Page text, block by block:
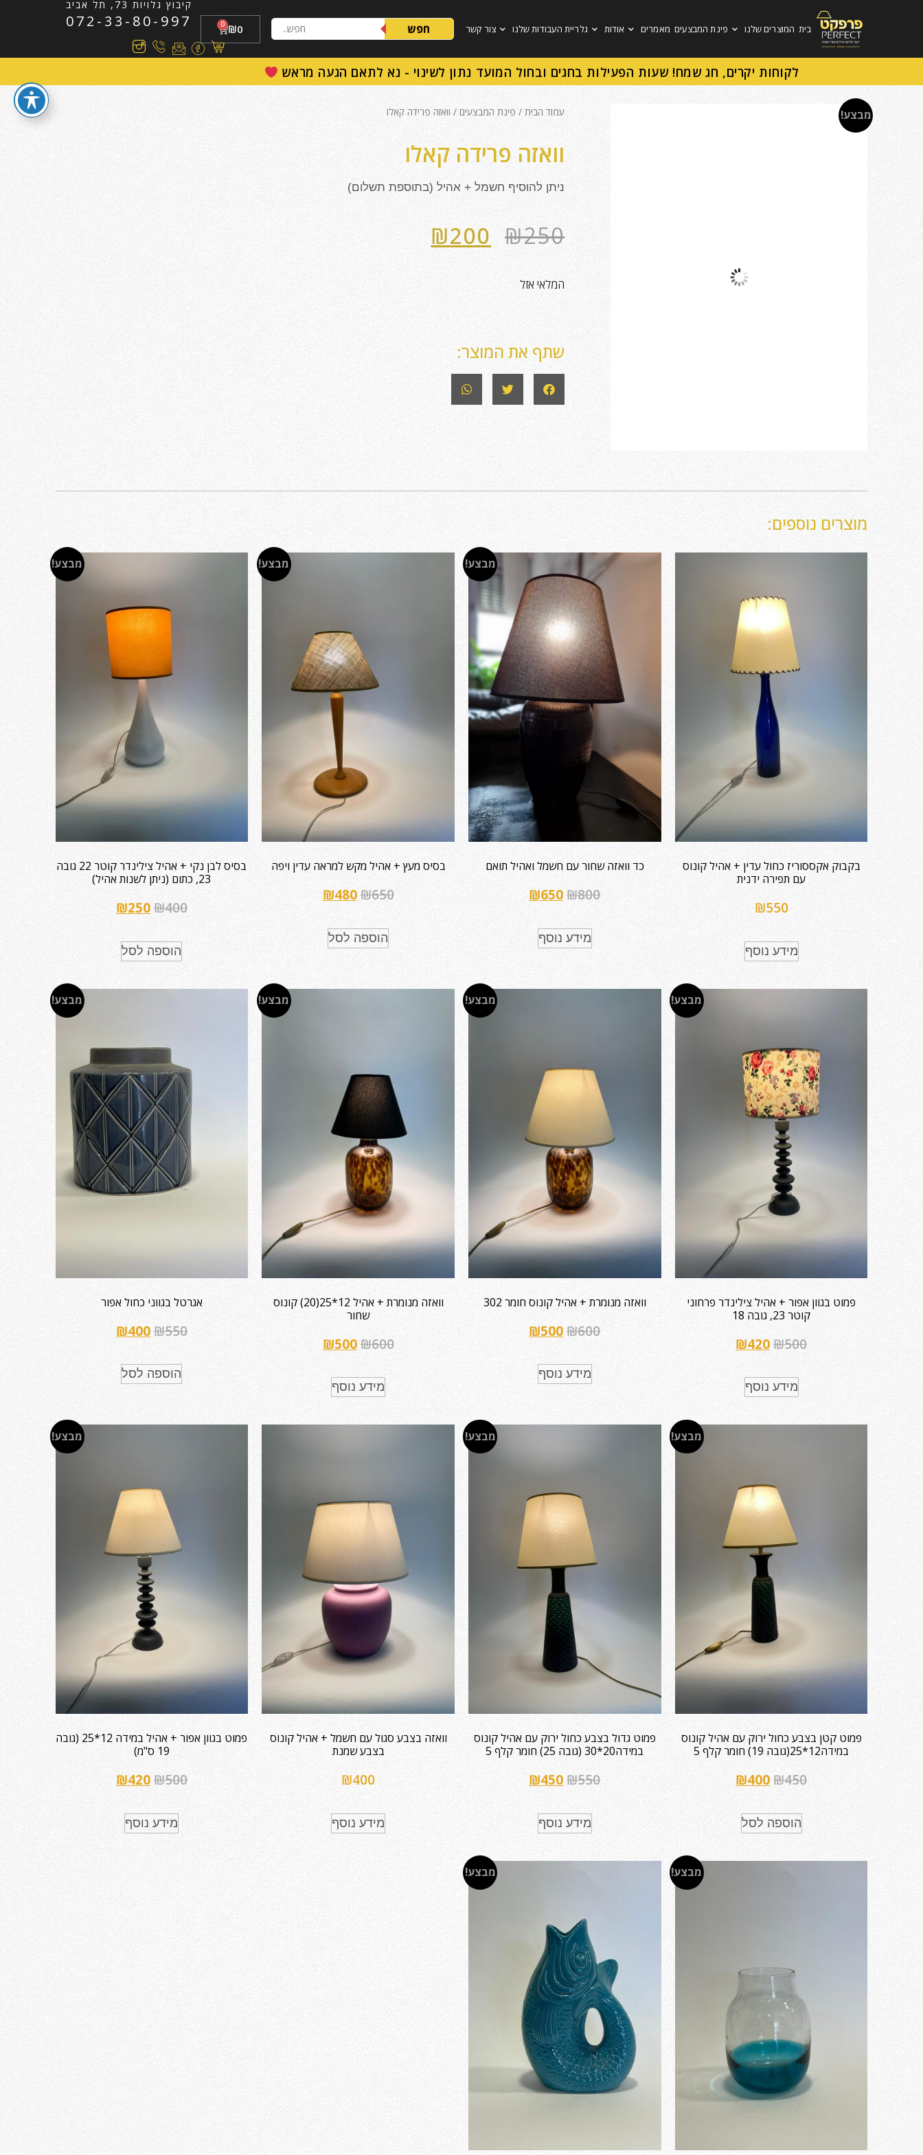
בית המוצרים שלנו פינת המבצעים מאמרים אודות גלריית העבודות שלנו צור קשר חפש ₪0
0
קיבוץ גלויות 73, תל אביב
072-33-80-997
לקוחות יקרים, חג שמח! שעות הפעילות בחגים ובחול המועד נתון לשינוי - נא לתאם הגעה מראש
מבצע! עמוד הבית/ פינת המבצעים/ וואזה פרידה קאלו
וואזה פרידה קאלו
ניתן להוסיף חשמל + אהיל (בתוספת תשלום)
₪250
₪200
המלאי אזל
שתף את המוצר:
מוצרים נוספים:
בקבוק אקססוריז כחול עדין + אהיל קונוס
עם תפירה ידנית
₪550
מידע נוסף
מבצע!
כד וואזה שחור עם חשמל ואהיל תואם
₪800
₪650
מידע נוסף
מבצע!
בסיס מעץ + אהיל מקש למראה עדין ויפה
₪650
₪480
הוספה לסל
מבצע!
בסיס לבן נקי + אהיל צילינדר קוטר 22 גובה
23, כתום (ניתן לשנות אהיל)
₪400
₪250
הוספה לסל
מבצע!
פמוט בגוון אפור + אהיל צילינדר פרחוני
קוטר 23, גובה 18
₪500
₪420
מידע נוסף
מבצע!
וואזה מנומרת + אהיל קונוס חומר 302
₪600
₪500
מידע נוסף
מבצע!
וואזה מנומרת + אהיל 12*25(20) קונוס
שחור
₪600
₪500
מידע נוסף
מבצע!
אגרטל בגווני כחול אפור
₪550
₪400
הוספה לסל
מבצע!
פמוט קטן בצבע כחול ירוק עם אהיל קונוס
במידה12*25(גובה 19) חומר קלף 5
₪450
₪400
הוספה לסל
מבצע!
פמוט גדול בצבע כחול ירוק עם אהיל קונוס
במידה20*30 (גובה 25) חומר קלף 5
₪550
₪450
מידע נוסף
וואזה בצבע סגול עם חשמל + אהיל קונוס
בצבע שמנת
₪400
מידע נוסף
מבצע!
פמוט בגוון אפור + אהיל במידה 12*25 (גובה
19 ס"מ)
₪500
₪420
מידע נוסף
מבצע! מבצע!